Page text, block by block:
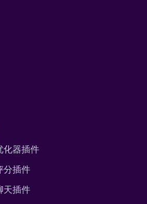
化器插件
分插件
天插件